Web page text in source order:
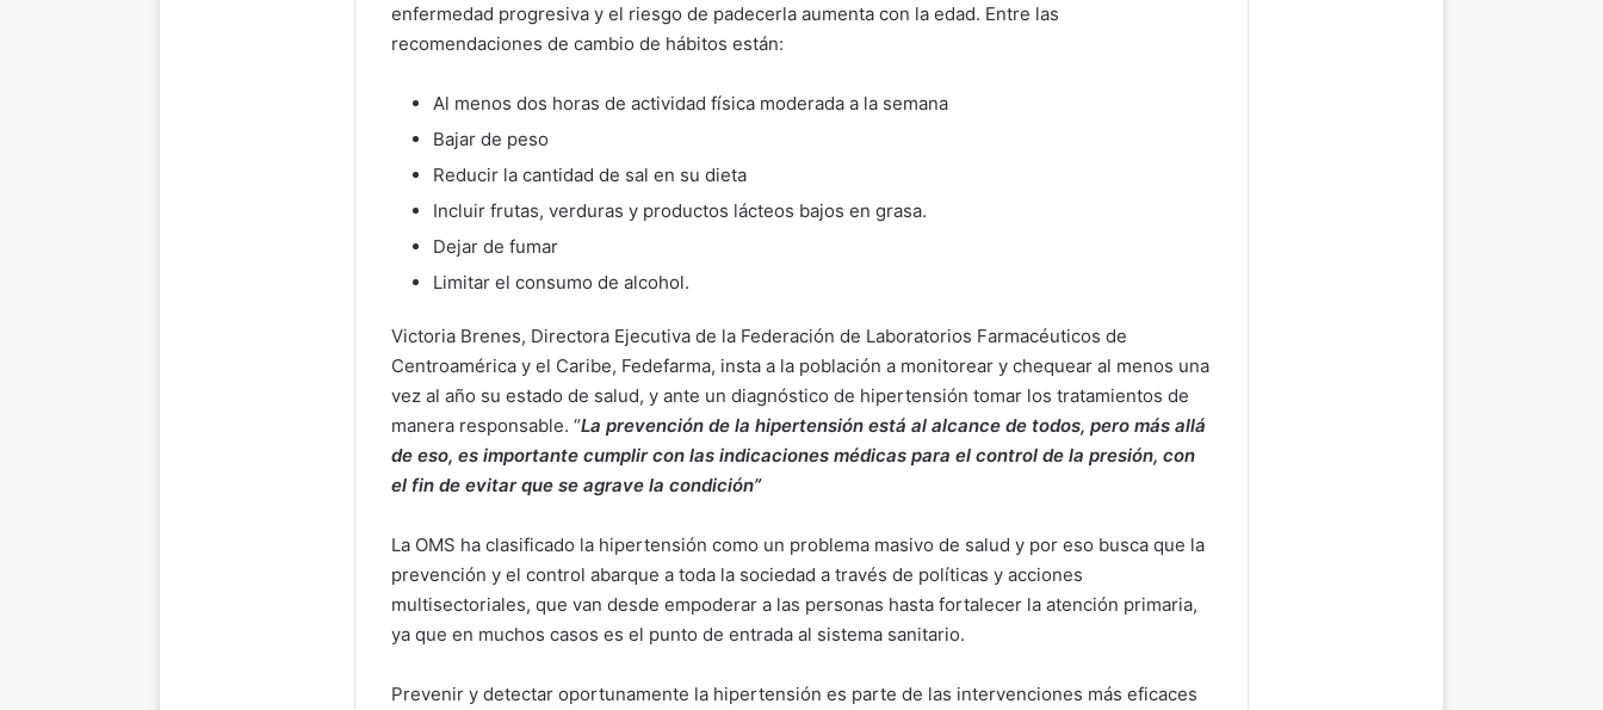
enfermedad progresiva y el riesgo de padecerla aumenta con la edad. Entre las
recomendaciones de cambio de hábitos están:
Al menos dos horas de actividad física moderada a la semana
Bajar de peso
Reducir la cantidad de sal en su dieta
Incluir frutas, verduras y productos lácteos bajos en grasa.
Dejar de fumar
Limitar el consumo de alcohol.
Victoria Brenes, Directora Ejecutiva de la Federación de Laboratorios Farmacéuticos de
Centroamérica y el Caribe, Fedefarma, insta a la población a monitorear y chequear al menos una
vez al año su estado de salud, y ante un diagnóstico de hipertensión tomar los tratamientos de
manera responsable. “La prevención de la hipertensión está al alcance de todos, pero más allá
de eso, es importante cumplir con las indicaciones médicas para el control de la presión, con
el fin de evitar que se agrave la condición”
La OMS ha clasificado la hipertensión como un problema masivo de salud y por eso busca que la
prevención y el control abarque a toda la sociedad a través de políticas y acciones
multisectoriales, que van desde empoderar a las personas hasta fortalecer la atención primaria,
ya que en muchos casos es el punto de entrada al sistema sanitario.
Prevenir y detectar oportunamente la hipertensión es parte de las intervenciones más eficaces